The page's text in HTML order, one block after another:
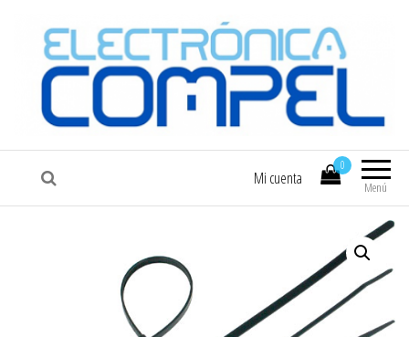
COMPEL Electrónica COMPEL
Menú
0
Mi cuenta